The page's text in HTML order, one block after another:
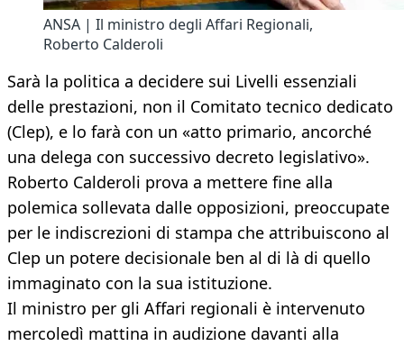
ANSA | Il ministro degli Affari Regionali,
Roberto Calderoli
Sarà la politica a decidere sui Livelli essenziali
delle prestazioni, non il Comitato tecnico dedicato
(Clep), e lo farà con un «atto primario, ancorché
una delega con successivo decreto legislativo».
Roberto Calderoli prova a mettere fine alla
polemica sollevata dalle opposizioni, preoccupate
per le indiscrezioni di stampa che attribuiscono al
Clep un potere decisionale ben al di là di quello
immaginato con la sua istituzione.
Il ministro per gli Affari regionali è intervenuto
mercoledì mattina in audizione davanti alla